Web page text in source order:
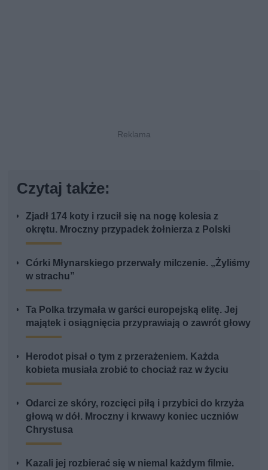
Czytaj także:
Zjadł 174 koty i rzucił się na nogę kolesia z
okrętu. Mroczny przypadek żołnierza z Polski
Córki Młynarskiego przerwały milczenie. „Żyliśmy
w strachu”
Ta Polka trzymała w garści europejską elitę. Jej
majątek i osiągnięcia przyprawiają o zawrót głowy
Herodot pisał o tym z przerażeniem. Każda
kobieta musiała zrobić to chociaż raz w życiu
Odarci ze skóry, rozcięci piłą i przybici do krzyża
głową w dół. Mroczny i krwawy koniec uczniów
Chrystusa
Kazali jej rozbierać się w niemal każdym filmie.